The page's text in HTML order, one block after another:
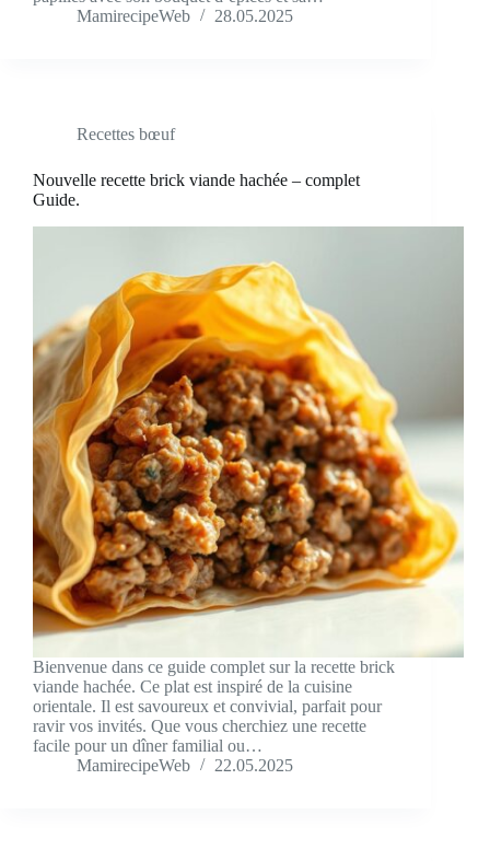
MamirecipeWeb
28.05.2025
Recettes bœuf
Nouvelle recette brick viande hachée – complet
Guide.
Bienvenue dans ce guide complet sur la recette brick
viande hachée. Ce plat est inspiré de la cuisine
orientale. Il est savoureux et convivial, parfait pour
ravir vos invités. Que vous cherchiez une recette
facile pour un dîner familial ou…
MamirecipeWeb
22.05.2025